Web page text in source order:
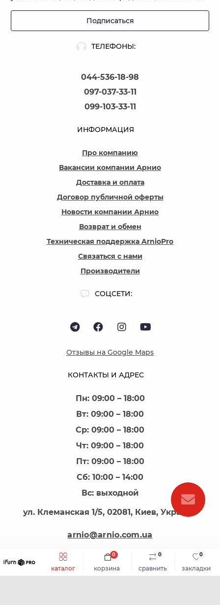
каталог сравнить
0
закладки
0
корзина
0
ТЕЛЕФОНЫ:
044-536-18-98
097-037-33-11
099-103-33-11
Подписаться
КОНТАКТЫ И АДРЕС
Пн: 09:00 – 18:00
Вт: 09:00 – 18:00
Ср: 09:00 – 18:00
Чт: 09:00 – 18:00
Пт: 09:00 – 18:00
Сб: 10:00 – 14:00
Вс: выходной
ул. Клеманская 1/5, 02081, Киев, Украина
arnio@arnio.com.ua
ИНФОРМАЦИЯ
Про компанию
Вакансии компании Арнио
Доставка и оплата
Договор публичной оферты
Новости компании Арнио
Возврат и обмен
Техническая поддержка ArnioPro
Связаться с нами
Производители
СОЦСЕТИ:
Отзывы на Google Maps